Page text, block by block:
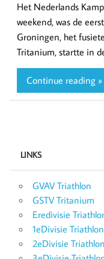
Het Nederlands
weekend, was de
Groningen, het
Tritanium, startte in
Continue reading »
LINKS
GVAV Triathlon
GSTV Tritanium
Eredivisie
1eDivisie Triathlon
2eDivisie Triathlon